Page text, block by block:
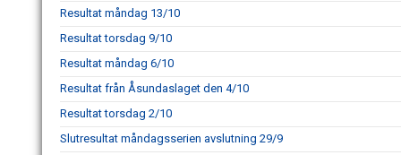
Resultat måndag 13/10
Resultat torsdag 9/10
Resultat måndag 6/10
Resultat från Åsundaslaget den 4/10
Resultat torsdag 2/10
Slutresultat måndagsserien avslutning 29/9